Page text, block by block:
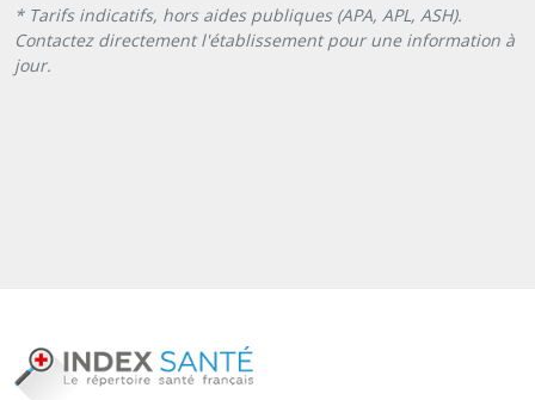
* Tarifs indicatifs, hors aides publiques (APA, APL, ASH).
Contactez directement l'établissement pour une information à
jour.